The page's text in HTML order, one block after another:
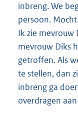
inbreng. We
persoon.
Ik zie mevrouw
mevrouw Diks
getroffen. Als
te stellen, dan
inbreng ga
overdragen